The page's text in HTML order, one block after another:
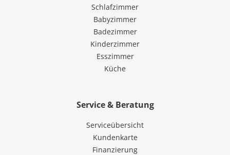
Schlafzimmer
Babyzimmer
Badezimmer
Kinderzimmer
Esszimmer
Küche
Service & Beratung
Serviceübersicht
Kundenkarte
Finanzierung